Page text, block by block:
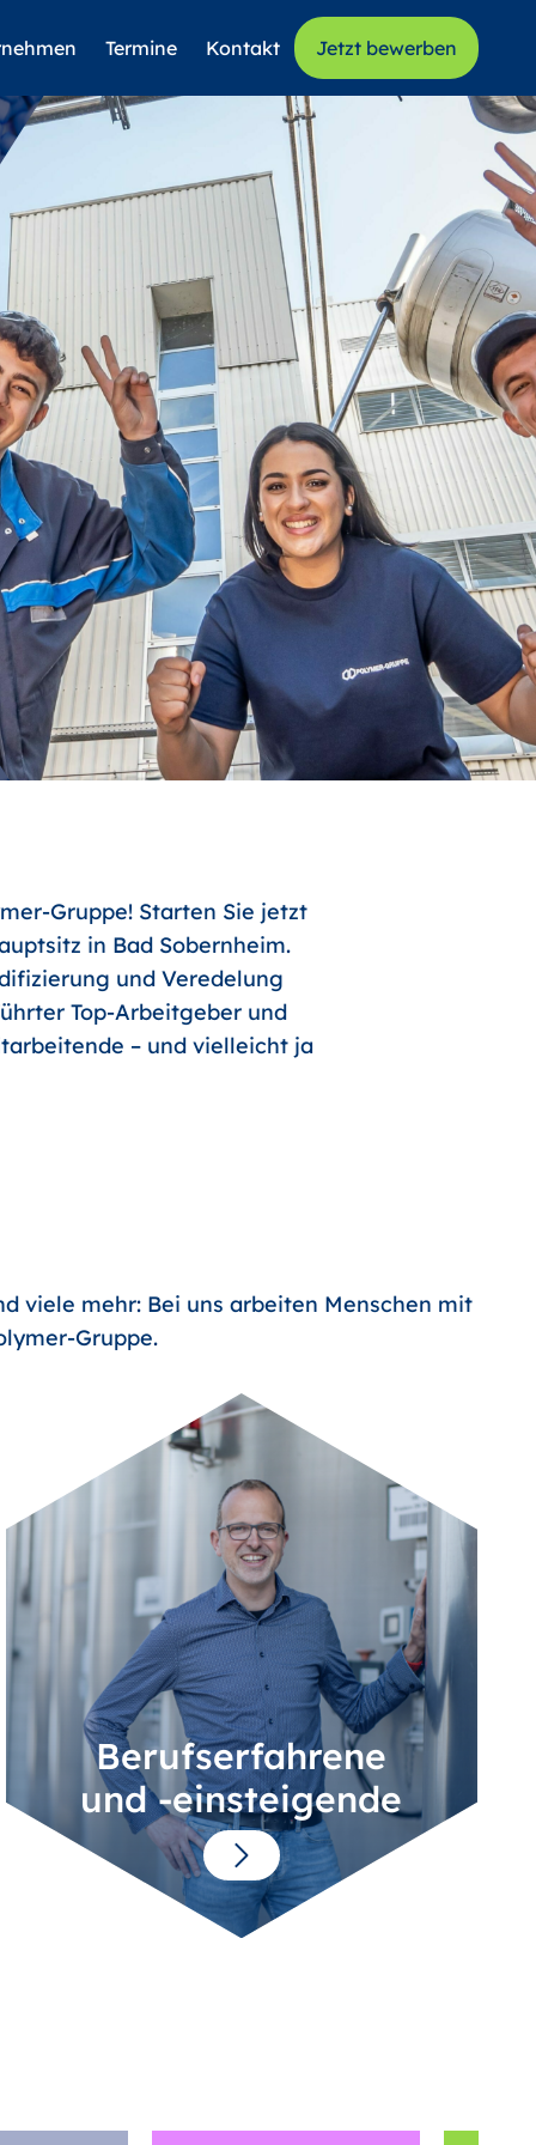
Termine Kontakt Jetzt bewerben
Gruppe! Starten Sie jetzt
in Bad Sobernheim.
und Veredelung
Top-Arbeitgeber und
– und vielleicht ja
viele mehr: Bei uns arbeiten Menschen mit
Gruppe.
Berufserfahrene
und -einsteigende